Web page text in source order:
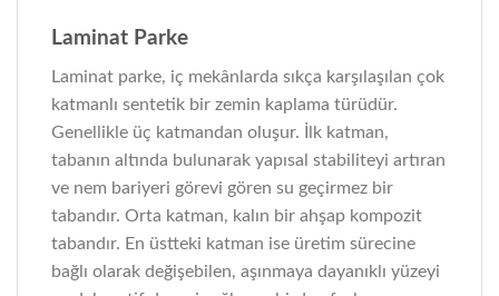
Laminat Parke
Laminat parke, iç mekânlarda sıkça karşılaşılan çok
katmanlı sentetik bir zemin kaplama türüdür.
Genellikle üç katmandan oluşur. İlk katman,
tabanın altında bulunarak yapısal stabiliteyi artıran
ve nem bariyeri görevi gören su geçirmez bir
tabandır. Orta katman, kalın bir ahşap kompozit
tabandır. En üstteki katman ise üretim sürecine
bağlı olarak değişebilen, aşınmaya dayanıklı yüzeyi